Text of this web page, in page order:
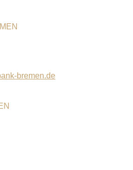
bremen.de